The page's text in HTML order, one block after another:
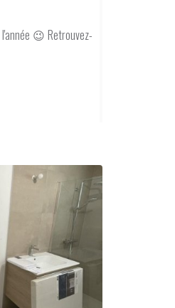
😉 Retrouvez-